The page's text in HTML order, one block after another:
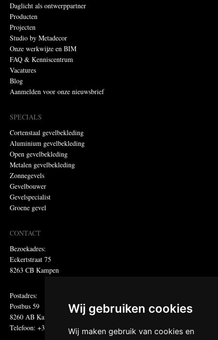
Wij gebruiken cookies
Wij maken gebruik van cookies en
Daglicht als ontwerppartner
Producten
Projecten
Studio by Metadecor
Onze werkwijze en BIM
FAQ & Kenniscentrum
Vacatures
Blog
Aanmelden voor onze nieuwsbrief
SPECIALS
Cortenstaal gevelbekleding
Aluminium gevelbekleding
Open gevelbekleding
Metalen gevelbekleding
Zonnegevels
Gevelbouwer
Gevelspecialist
Groene gevel
CONTACT
Bezoekadres:
Eckertstraat 75
8263 CB Kampen
Postadres:
Postbus 59
8260 AB Kampen
Telefoon: +31 (0)38 331 81 81